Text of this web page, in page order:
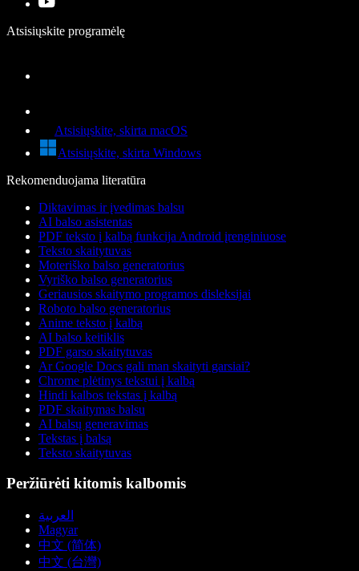
Atsisiųskite programėlę
Atsisiųskite, skirta macOS
Atsisiųskite, skirta Windows
Rekomenduojama literatūra
Diktavimas ir įvedimas balsu
AI balso asistentas
PDF teksto į kalbą funkcija Android įrenginiuose
Teksto skaitytuvas
Moteriško balso generatorius
Vyriško balso generatorius
Geriausios skaitymo programos disleksijai
Roboto balso generatorius
Anime teksto į kalbą
AI balso keitiklis
PDF garso skaitytuvas
Ar Google Docs gali man skaityti garsiai?
Chrome plėtinys tekstui į kalbą
Hindi kalbos tekstas į kalbą
PDF skaitymas balsu
AI balsų generavimas
Tekstas į balsą
Teksto skaitytuvas
Peržiūrėti kitomis kalbomis
العربية
Magyar
中文 (简体)
中文 (台灣)